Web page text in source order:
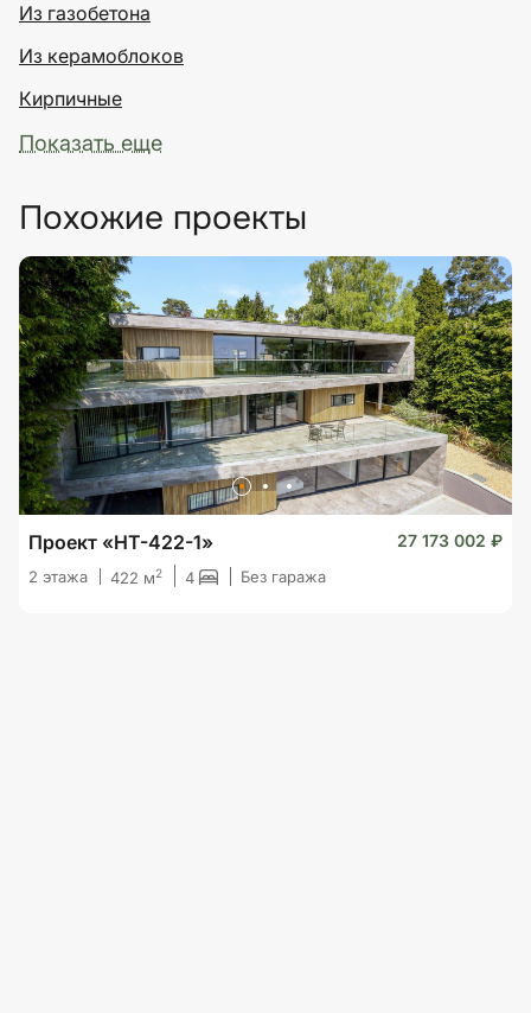
Из газобетона
Из керамоблоков
Кирпичные
Показать еще
Похожие проекты
Проект «HT-422-1» 27 173 002 ₽
2 этажа 422 м2 4 Без гаража